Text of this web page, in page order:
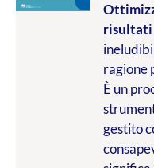
risultati
ragione
È un
gestito